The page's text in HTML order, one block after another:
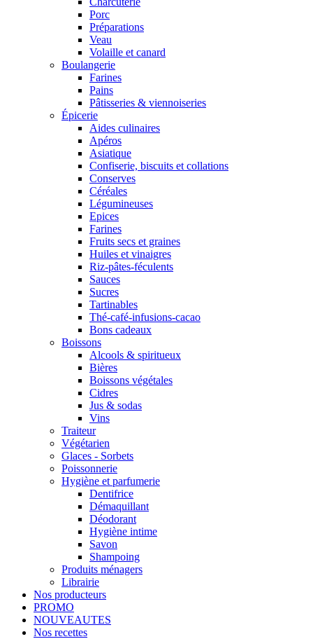
Porc
Préparations
Veau
Volaille et canard
Boulangerie
Farines
Pains
Pâtisseries & viennoiseries
Épicerie
Aides culinaires
Apéros
Asiatique
Confiserie, biscuits et collations
Conserves
Céréales
Légumineuses
Epices
Farines
Fruits secs et graines
Huiles et vinaigres
Riz-pâtes-féculents
Sauces
Sucres
Tartinables
Thé-café-infusions-cacao
Bons cadeaux
Boissons
Alcools & spiritueux
Bières
Boissons végétales
Cidres
Jus & sodas
Vins
Traiteur
Végétarien
Glaces - Sorbets
Poissonnerie
Hygiène et parfumerie
Dentifrice
Démaquillant
Déodorant
Hygiène intime
Savon
Shampoing
Produits ménagers
Librairie
Nos producteurs
PROMO
NOUVEAUTES
Nos recettes